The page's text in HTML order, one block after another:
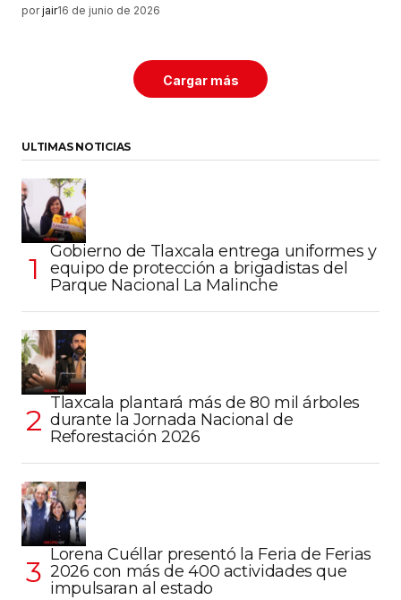
por jair16 de junio de 2026
Cargar más
ULTIMAS NOTICIAS
Gobierno de Tlaxcala entrega uniformes y
equipo de protección a brigadistas del
Parque Nacional La Malinche
Tlaxcala plantará más de 80 mil árboles
durante la Jornada Nacional de
Reforestación 2026
Lorena Cuéllar presentó la Feria de Ferias
2026 con más de 400 actividades que
impulsaran al estado